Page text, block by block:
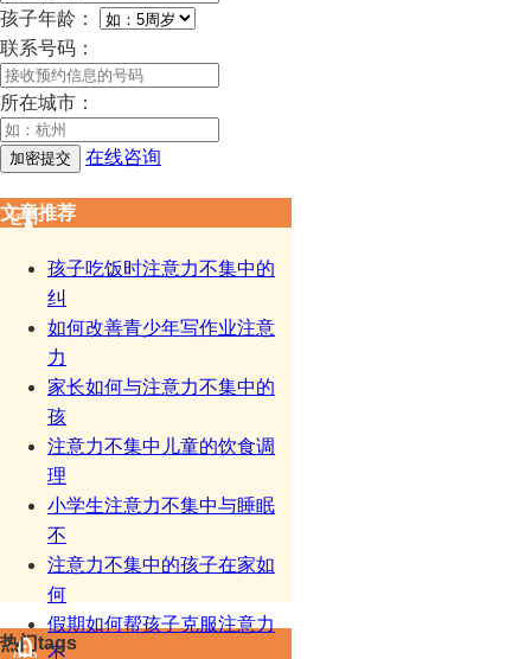
孩子年龄：
联系号码：
所在城市：
在线咨询
文章推荐
孩子吃饭时注意力不集中的
纠
如何改善青少年写作业注意
力
家长如何与注意力不集中的
孩
注意力不集中儿童的饮食调
理
小学生注意力不集中与睡眠
不
注意力不集中的孩子在家如
何
假期如何帮孩子克服注意力
不
热门tags